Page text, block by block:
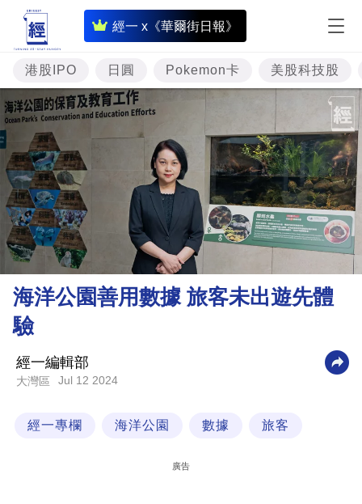
經一 x《華爾街日報》
即
時
財
經
專
題
理
財
科
港股IPO 日圓 Pokemon卡 美股科技股
海洋公園善用數據 旅客未出遊先體
驗
經一編輯部
大灣區 Jul 12 2024
經一專欄 海洋公園 數據 旅客
廣告